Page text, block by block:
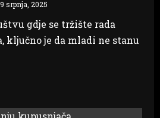
srpnja, 2025
gdje se tržište rada
ključno je da mladi ne stanu